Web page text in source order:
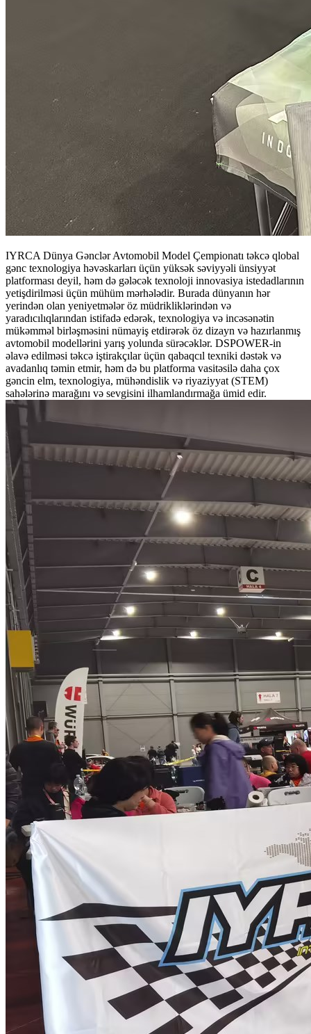
IYRCA Dünya Gənclər Avtomobil Model Çempionatı təkcə qlobal
gənc texnologiya həvəskarları üçün yüksək səviyyəli ünsiyyət
platforması deyil, həm də gələcək texnoloji innovasiya istedadlarının
yetişdirilməsi üçün mühüm mərhələdir. Burada dünyanın hər
yerindən olan yeniyetmələr öz müdrikliklərindən və
yaradıcılıqlarından istifadə edərək, texnologiya və incəsənətin
mükəmməl birləşməsini nümayiş etdirərək öz dizayn və hazırlanmış
avtomobil modellərini yarış yolunda sürəcəklər. DSPOWER-in
əlavə edilməsi təkcə iştirakçılar üçün qabaqcıl texniki dəstək və
avadanlıq təmin etmir, həm də bu platforma vasitəsilə daha çox
gəncin elm, texnologiya, mühəndislik və riyaziyyat (STEM)
sahələrinə marağını və sevgisini ilhamlandırmağa ümid edir.